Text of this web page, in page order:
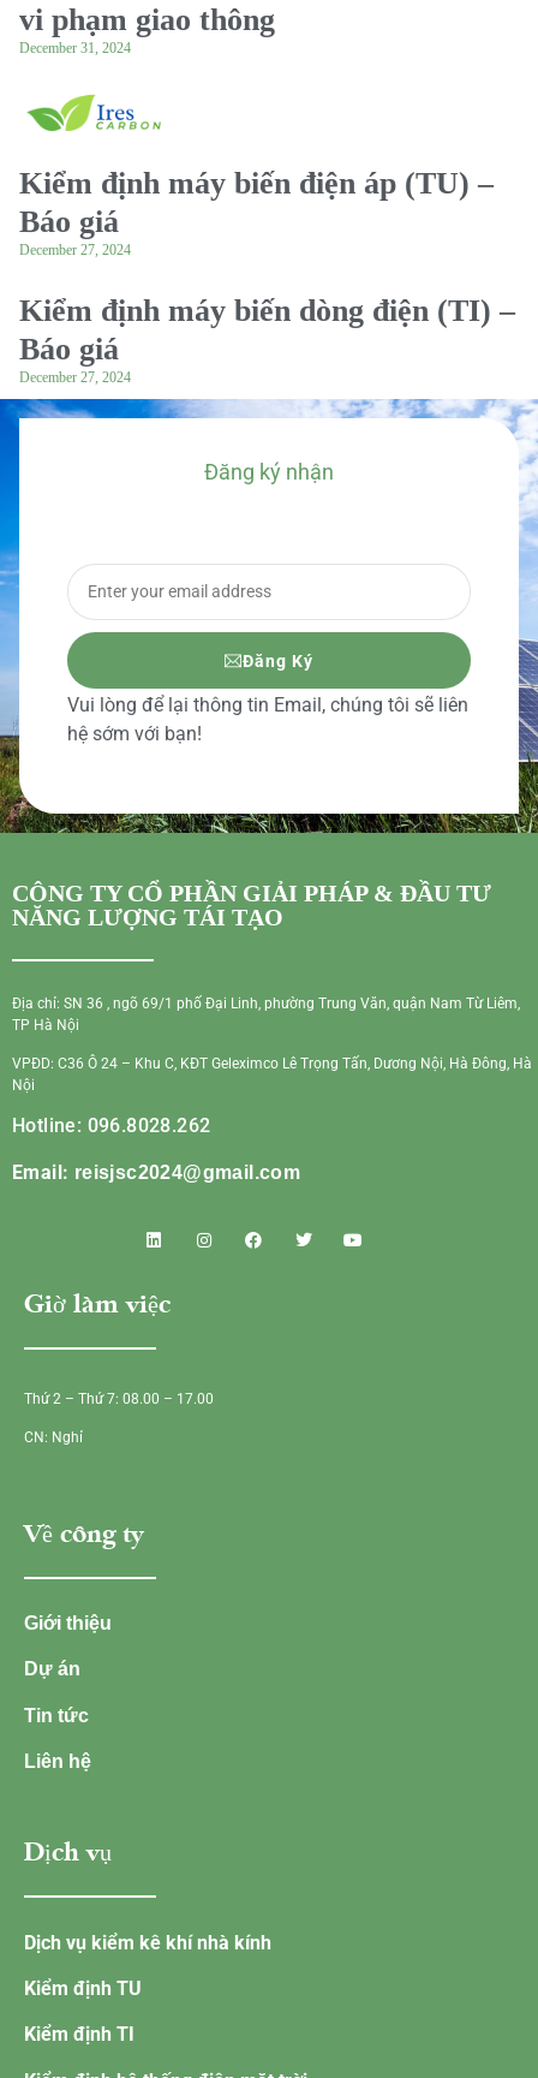
vi phạm giao thông
December 31, 2024
Kiểm định máy biến điện áp (TU) –
Báo giá
December 27, 2024
Kiểm định máy biến dòng điện (TI) –
Báo giá
December 27, 2024
Đăng ký nhận
Đăng Ký
Vui lòng để lại thông tin Email, chúng tôi sẽ liên
hệ sớm với bạn!
CÔNG TY CỔ PHẦN GIẢI PHÁP & ĐẦU TƯ
NĂNG LƯỢNG TÁI TẠO
Địa chỉ: SN 36 , ngõ 69/1 phố Đại Linh, phường Trung Văn, quận Nam Từ Liêm,
TP Hà Nội
VPĐD: C36 Ô 24 – Khu C, KĐT Geleximco Lê Trọng Tấn, Dương Nội, Hà Đông, Hà
Nội
Hotline: 096.8028.262
Email: reisjsc2024@gmail.com
Giờ làm việc
Thứ 2 – Thứ 7: 08.00 – 17.00
CN: Nghỉ
Về công ty
Giới thiệu
Dự án
Tin tức
Liên hệ
Dịch vụ
Dịch vụ kiểm kê khí nhà kính
Kiểm định TU
Kiểm định TI